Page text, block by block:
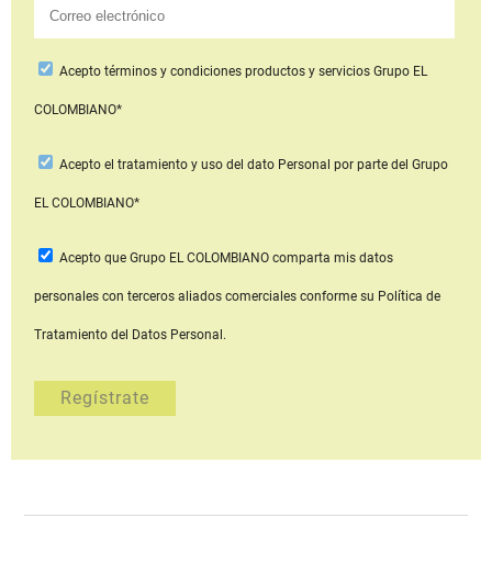
Aceptotérminos y condiciones productos y serviciosGrupo EL
COLOMBIANO*
Acepto el tratamiento y uso del dato Personal por parte del Grupo
EL COLOMBIANO*
Acepto que Grupo EL COLOMBIANOcomparta mis datos
personales con terceros aliados comerciales conforme su Política de
Tratamiento del Datos Personal.